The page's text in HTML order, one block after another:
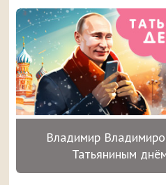
Владимир
Татьяниным